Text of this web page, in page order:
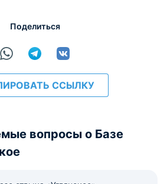
Поделиться
ССЫЛКУ
вопросы о Базе